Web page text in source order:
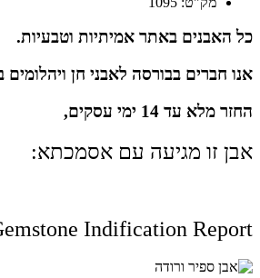
כל האבנים באתר אמיתיות וטבעיות.
אנו חברים בבורסה לאבני חן ויהלומים
החזר מלא עד 14 ימי עסקים,
אבן זו מגיעה עם אסמכתא:
Indification Report